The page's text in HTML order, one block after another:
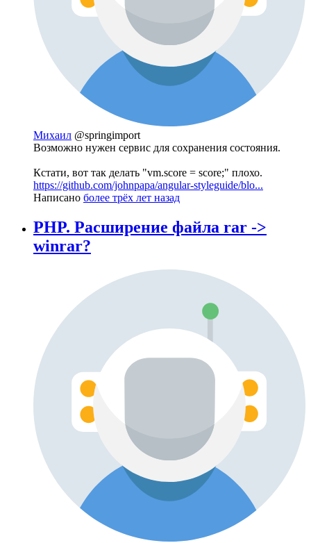
Михаил @springimport
Возможно нужен сервис для сохранения состояния.
Кстати, вот так делать "vm.score = score;" плохо.
https://github.com/johnpapa/angular-styleguide/blo...
Написано более трёх лет назад
PHP. Расширение файла rar ->
winrar?